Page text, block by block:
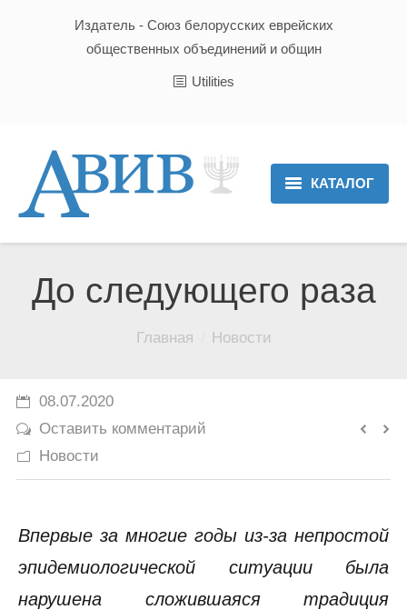
Издатель - Союз белорусских еврейских
общественных объединений и общин
Utilities
КАТАЛОГ
Культура и Традиции
История
Юмор
До следующего раза
Главная Новости
08.07.2020
Оставить комментарий
Новости
Впервые за многие годы из-за непростой
эпидемиологической ситуации была
нарушена сложившаяся традиция